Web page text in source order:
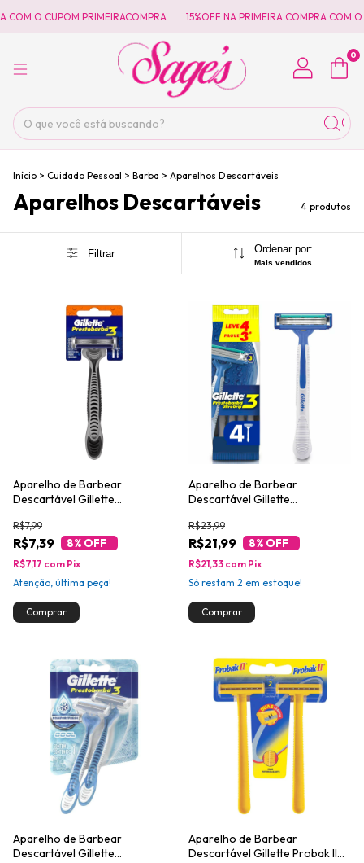
O CUPOM PRIMEIRACOMPRA 15%OFF NA PRIMEIRA COMPRA COM O
0
Início > Cuidado Pessoal > Barba > Aparelhos Descartáveis
Aparelhos Descartáveis 4 produtos
Filtrar Ordenar por:
Mais vendidos
Aparelho de Barbear
Descartável Gillette
R$7,39
R$7,99
8% OFF
R$7,17 com Pix
Atenção, última peça!
Aparelho de Barbear
Descartável Gillette
R$21,99
R$23,99
8% OFF
R$21,33 com Pix
Só restam 2 em estoque!
Aparelho de Barbear
Descartável Gillette
Aparelho de Barbear
Descartável Gillette Probak II